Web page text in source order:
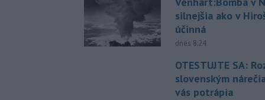
silnejšia ako v
účinná
dnes 8:24
OTESTUJTE SA:
slovenským
vás potrápia